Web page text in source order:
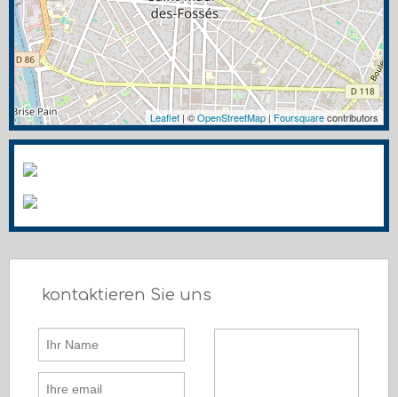
Leaflet | ©OpenStreetMap| Foursquarecontributors
kontaktieren Sie uns